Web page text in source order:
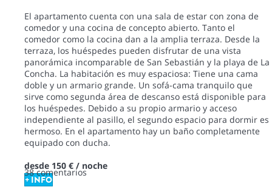
El apartamento cuenta con una sala de estar con zona de
comedor y una cocina de concepto abierto. Tanto el
comedor como la cocina dan a la amplia terraza. Desde la
terraza, los huéspedes pueden disfrutar de una vista
panorámica incomparable de San Sebastián y la playa de La
Concha. La habitación es muy espaciosa: Tiene una cama
doble y un armario grande. Un sofá-cama tranquilo que
sirve como segunda área de descanso está disponible para
los huéspedes. Debido a su propio armario y acceso
independiente al pasillo, el segundo espacio para dormir es
hermoso. En el apartamento hay un baño completamente
equipado con ducha.
38 comentarios
desde 150 € / noche
+ INFO